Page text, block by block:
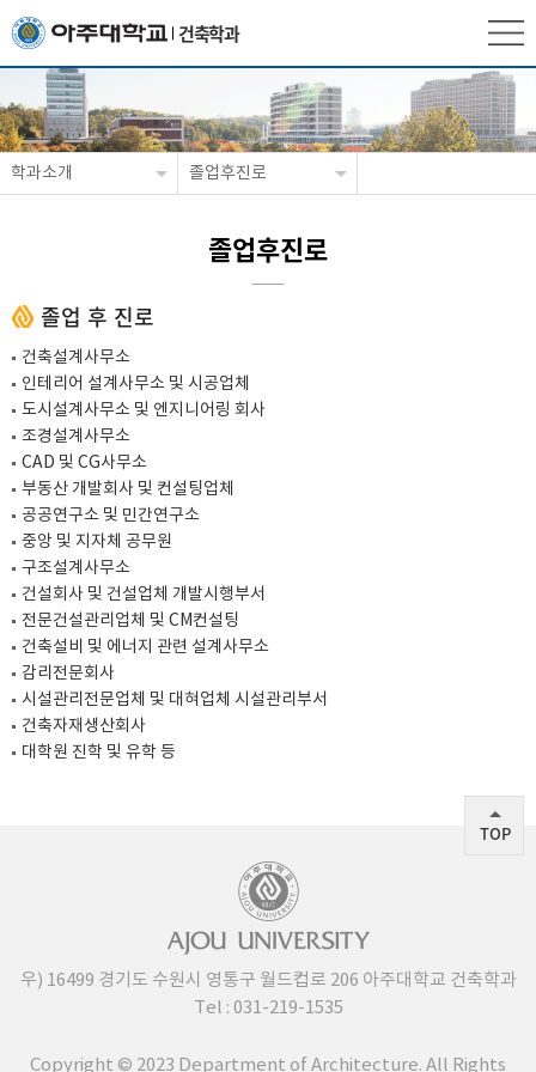
건축학과
학과소개 졸업후진로
졸업후진로
졸업 후 진로
건축설계사무소
인테리어 설계사무소 및 시공업체
도시설계사무소 및 엔지니어링 회사
조경설계사무소
CAD 및 CG사무소
부동산 개발회사 및 컨설팅업체
공공연구소 및 민간연구소
중앙 및 지자체 공무원
구조설계사무소
건설회사 및 건설업체 개발시행부서
전문건설관리업체 및 CM컨설팅
건축설비 및 에너지 관련 설계사무소
감리전문회사
시설관리전문업체 및 대혀업체 시설관리부서
건축자재생산회사
대학원 진학 및 유학 등
우) 16499 경기도 수원시 영통구 월드컵로 206 아주대학교 건축학과
Tel : 031-219-1535
Copyright © 2023 Department of Architecture. All Rights
TOP